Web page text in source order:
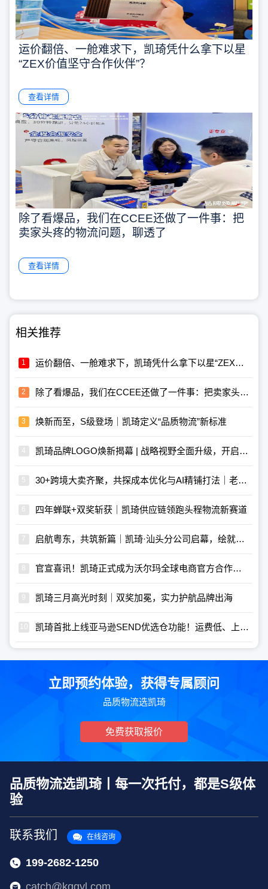
运价翻倍、一舱难求下，凯琦凭什么拿下以星
“ZEX价值坚守合作伙伴”？
查看详情
除了看爆品，我们在CCEE还做了一件事：把
卖家头疼的物流问题，聊透了
查看详情
相关推荐
运价翻倍、一舱难求下，凯琦凭什么拿下以星“ZEX价值坚守合作伙伴”？
除了看爆品，我们在CCEE还做了一件事：把卖家头疼的物流问题，聊透了
​焕新而至，S级登场｜凯琦定义“品质物流”新标准
凯琦品牌LOGO焕新揭幕 | 战略视野全面升级，开启全新篇章
30+跨境大卖齐聚，共探成本优化与AI精铺打法｜老冯“亿卖私享会”第三期圆满落幕
四年蝉联+双奖斩获｜凯琦供应链领跑头程物流新赛道
启航粤东，共筑新篇｜凯琦·汕头分公司启幕，绘就物流新宏图！
官宣喜讯！凯琦正式成为沃尔玛全球电商官方合作伙伴！
凯琦三月高光时刻｜双奖加冕，实力护航品牌出海
凯琦首批上线亚马逊SEND优选仓功能！运费低、上架快、管理更便捷！
立即预约体验，获得专属顾问
品质物流选凯琦
免费获取报价
品质物流选凯琦丨每一次托付，都是S级体
验
联系我们 在线咨询
199-2682-1250
catch@kqgyl.com